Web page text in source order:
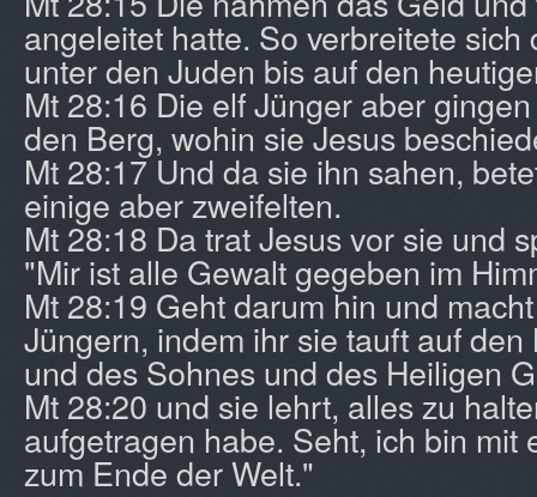
angeleitet hatte. So verbreitete sich
unter den Juden bis auf den
Mt 28:16 Die elf Jünger aber
den Berg, wohin sie Jesus
Mt 28:17 Und da sie ihn sahen,
einige aber zweifelten.
Mt 28:18 Da trat Jesus vor sie und
"Mir ist alle Gewalt gegeben im
Mt 28:19 Geht darum hin und
Jüngern, indem ihr sie tauft auf den
und des Sohnes und des Heiligen
Mt 28:20 und sie lehrt, alles zu
aufgetragen habe. Seht, ich bin mit
zum Ende der Welt."